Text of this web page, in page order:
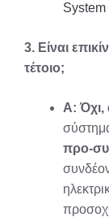
System
3. Είναι
τέτοιο;
Α: Όχι,
προ-